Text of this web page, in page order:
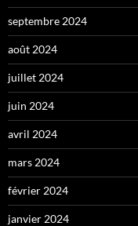
septembre 2024
août 2024
juillet 2024
juin 2024
avril 2024
mars 2024
février 2024
janvier 2024